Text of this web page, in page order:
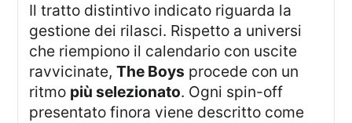
Il tratto distintivo indicato riguarda la
gestione dei rilasci. Rispetto a universi
che riempiono il calendario con uscite
ravvicinate,The Boys procede con un
ritmo più selezionato. Ogni spin-off
presentato finora viene descritto come